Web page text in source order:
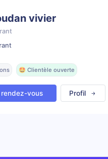
vivier
🤩 Clientèle ouverte
rendez-vous Profil